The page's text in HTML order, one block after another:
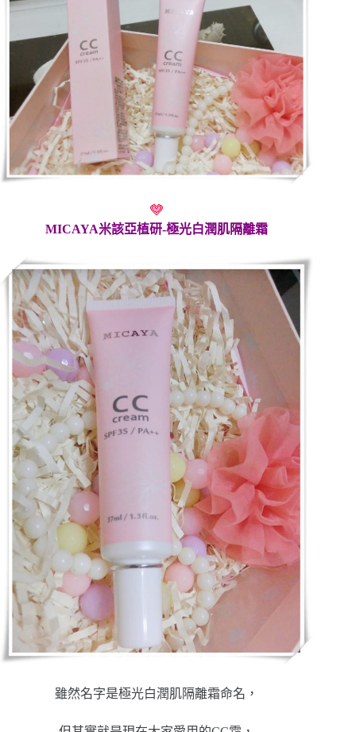
MICAYA米該亞植研-極光白潤肌隔離霜
雖然名字是極光白潤肌隔離霜命名，